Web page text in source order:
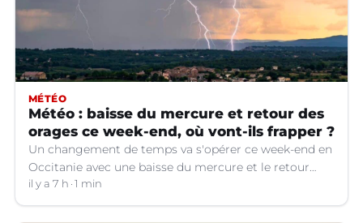
MÉTÉO
Météo : baisse du mercure et retour des
orages ce week-end, où vont-ils frapper ?
Un changement de temps va s'opérer ce week-end en
Occitanie avec une baisse du mercure et le retour
d'orages dans certains départements.
il y a 7 h 1 min